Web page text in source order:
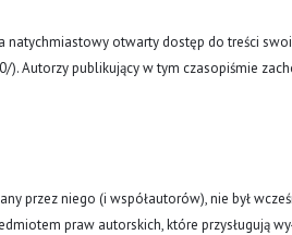
otwarty dostęp do treści
). Autorzy publikujący w tym czasopiśmie
przez niego (i współautorów), nie był
praw autorskich, które przysługują